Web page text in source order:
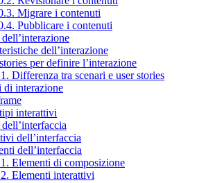
Migrare i contenuti
Pubblicare i contenuti
dell’interazione
per definire l’interazione
Differenza tra scenari e user stories
di interazione
interattivi
dell’interfaccia
dell’interfaccia
Elementi di composizione
Elementi interattivi